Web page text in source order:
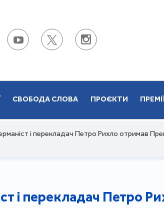
СВОБОДА СЛОВА ПРОЄКТИ
і перекладач Петро Рихло отримав
і перекладач Петро